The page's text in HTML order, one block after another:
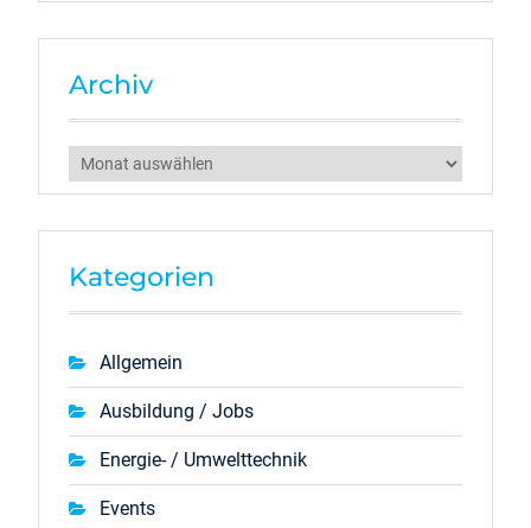
Archiv
Archiv
Kategorien
Allgemein
Ausbildung / Jobs
Energie- / Umwelttechnik
Events